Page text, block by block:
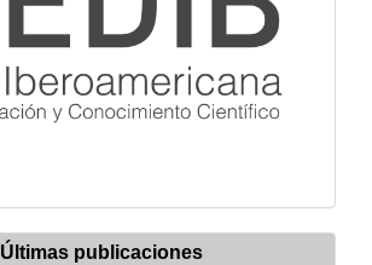
Últimas publicaciones